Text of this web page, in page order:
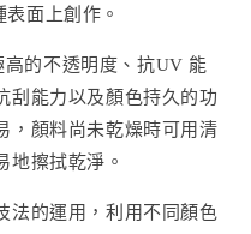
面上創作。
的不透明度、抗UV 能
刮能力以及顏色持久的功
，顏料尚未乾燥時可用清
地擦拭乾淨。
法的運用，利用不同顏色